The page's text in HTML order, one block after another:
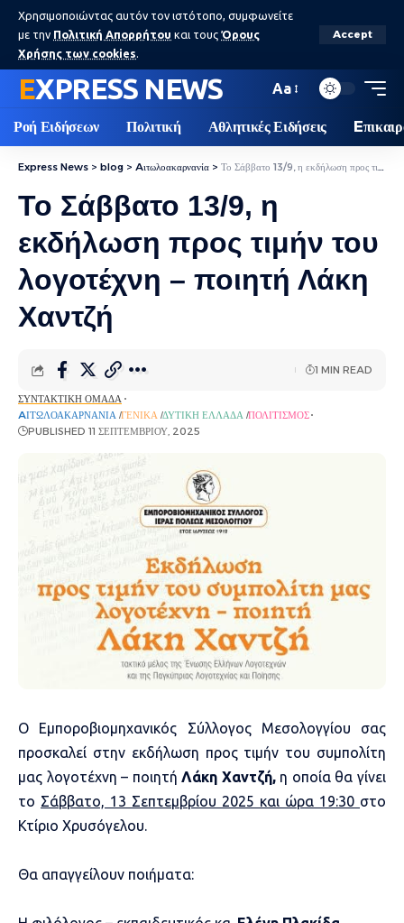
Χρησιμοποιώντας αυτόν τον ιστότοπο, συμφωνείτε
με την Πολιτική Απορρήτου και τους Όρους
Χρήσης των cookies.
Accept
EXPRESS NEWS Aa
Ροή Ειδήσεων Πολιτική Αθλητικές Ειδήσεις
Express News > blog > Aιτωλοακαρνανία > Το Σάββατο 13/9, η εκδήλωση προς τιμήν του λογοτέχνη – ποιητή Λάκη Χαντζή
Το Σάββατο 13/9, η
εκδήλωση προς τιμήν του
λογοτέχνη – ποιητή Λάκη
Χαντζή
ΣΥΝΤΑΚΤΙΚΉ ΟΜΆΔΑ
AΙΤΩΛΟΑΚΑΡΝΑΝΊΑ ΓΕΝΙΚΆ ΔΥΤΙΚΉ ΕΛΛΆΔΑ ΠΟΛΙΤΙΣΜΌΣ
PUBLISHED 11 ΣΕΠΤΕΜΒΡΊΟΥ, 2025
1 MIN READ
Ο Εμποροβιομηχανικός Σύλλογος Μεσολογγίου σας
προσκαλεί στην εκδήλωση προς τιμήν του συμπολίτη
μας λογοτέχνη – ποιητήΛάκη Χαντζή, η οποία θα γίνει
το Σάββατο, 13 Σεπτεμβρίου 2025 και ώρα 19:30 στο
Κτίριο Χρυσόγελου.
Θα απαγγείλουν ποιήματα: